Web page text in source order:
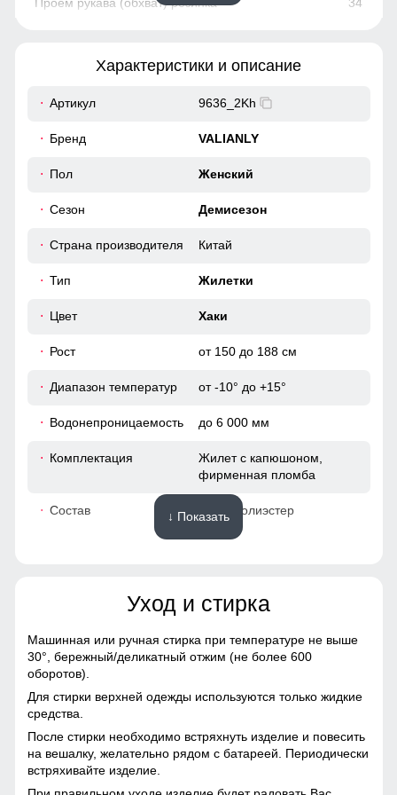
44
Характеристики и описание
Артикул 9636_2Kh
Бренд VALIANLY
Пол Женский
Сезон Демисезон
Страна производителя Китай
Тип Жилетки
Цвет Хаки
Рост от 150 до 188 см
Диапазон температур от -10° до +15°
Водонепроницаемость до 6 000 мм
Комплектация
Жилет с капюшоном,
фирменная пломба
Состав 100% полиэстер
полиэстер, дышащая
вентиляционная сетка Air
Подкладка воротника
Материал
Технологичная
основе полиэстера
Материал утеплителя
↓ Показать
Уход и стирка
Машинная или ручная стирка при температуре не выше
30°, бережный/деликатный отжим (не более 600
оборотов).
Для стирки верхней одежды используются только жидкие
средства.
После стирки необходимо встряхнуть изделие и повесить
на вешалку, желательно рядом с батареей. Периодически
встряхивайте изделие.